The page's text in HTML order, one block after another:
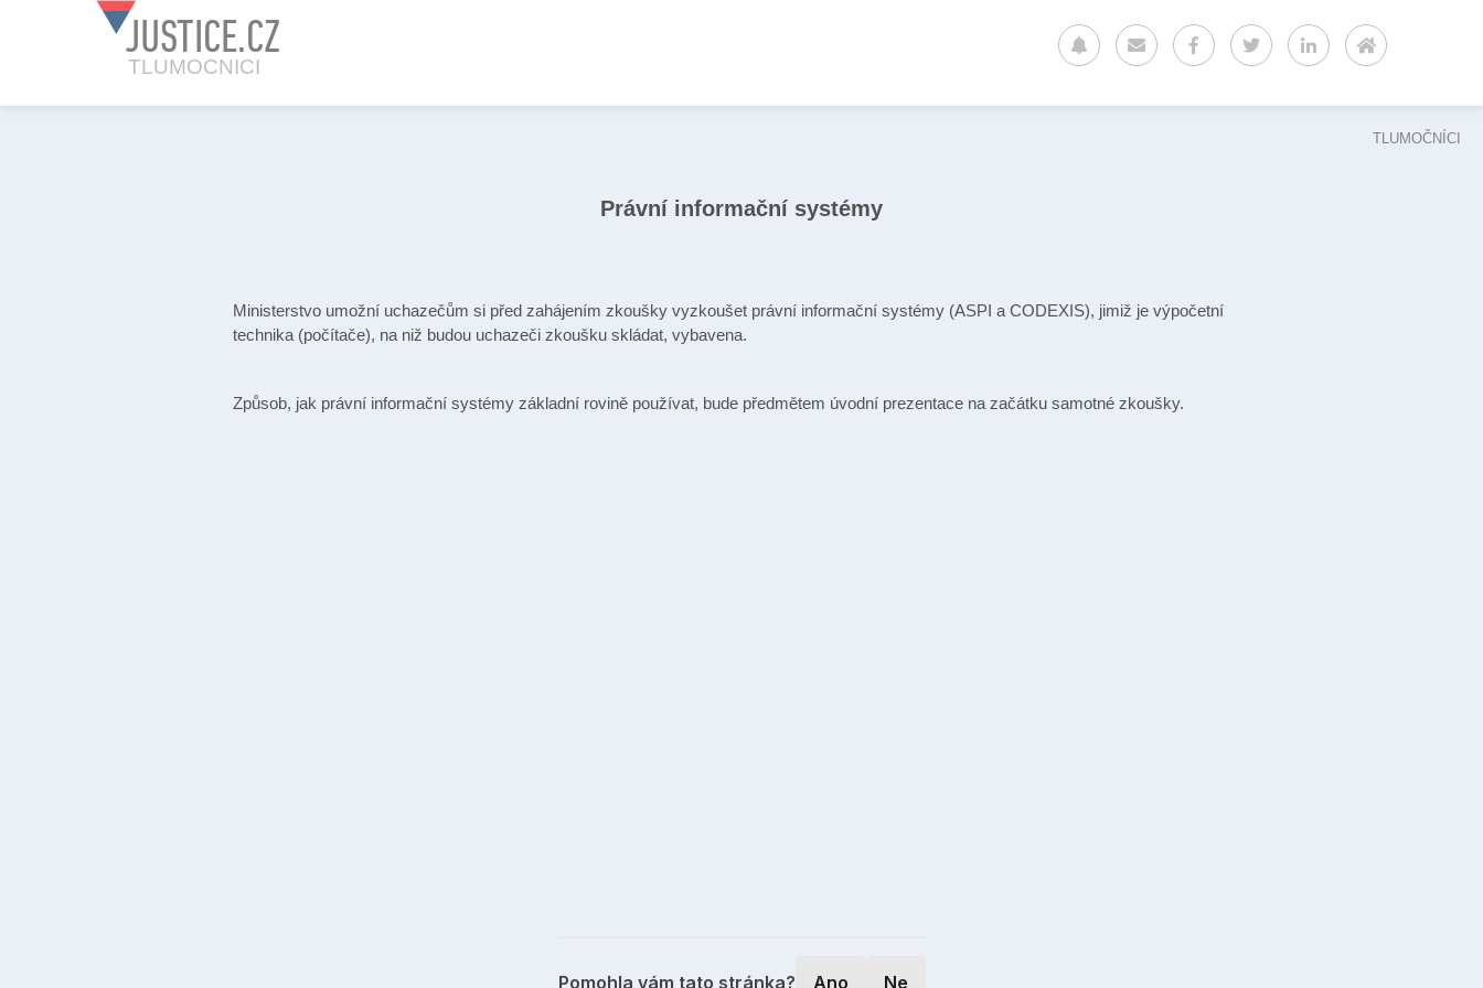
JUSTICE.CZ
TLUMOCNICI
TLUMOČNÍCI
Právní informační systémy
Ministerstvo umožní uchazečům si před zahájením zkoušky vyzkoušet právní informační systémy (ASPI a CODEXIS), jimiž je výpočetní
technika (počítače), na niž budou uchazeči zkoušku skládat, vybavena.
Způsob, jak právní informační systémy základní rovině používat, bude předmětem úvodní prezentace na začátku samotné zkoušky.
Pomohla vám tato stránka? Ano Ne